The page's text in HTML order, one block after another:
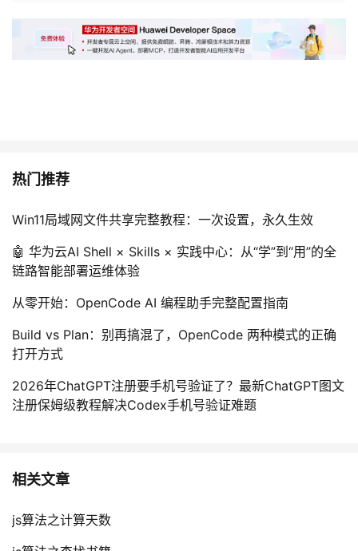
热门推荐
Win11局域网文件共享完整教程：一次设置，永久生效
🤖 华为云AI Shell × Skills × 实践中心：从“学”到“用”的全
链路智能部署运维体验
从零开始：OpenCode AI 编程助手完整配置指南
Build vs Plan：别再搞混了，OpenCode 两种模式的正确
打开方式
2026年ChatGPT注册要手机号验证了？最新ChatGPT图文
注册保姆级教程解决Codex手机号验证难题
相关文章
js算法之计算天数